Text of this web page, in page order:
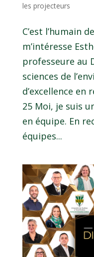
les projecteurs
C’est l’humain
m’intéresse
professeure au
sciences de
d’excellence en
25 Moi, je suis
en équipe. En
équipes...